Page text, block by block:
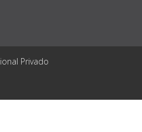
Privado